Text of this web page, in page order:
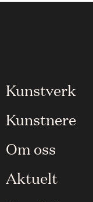
Kunstverk
Kunstnere
Om oss
Aktuelt